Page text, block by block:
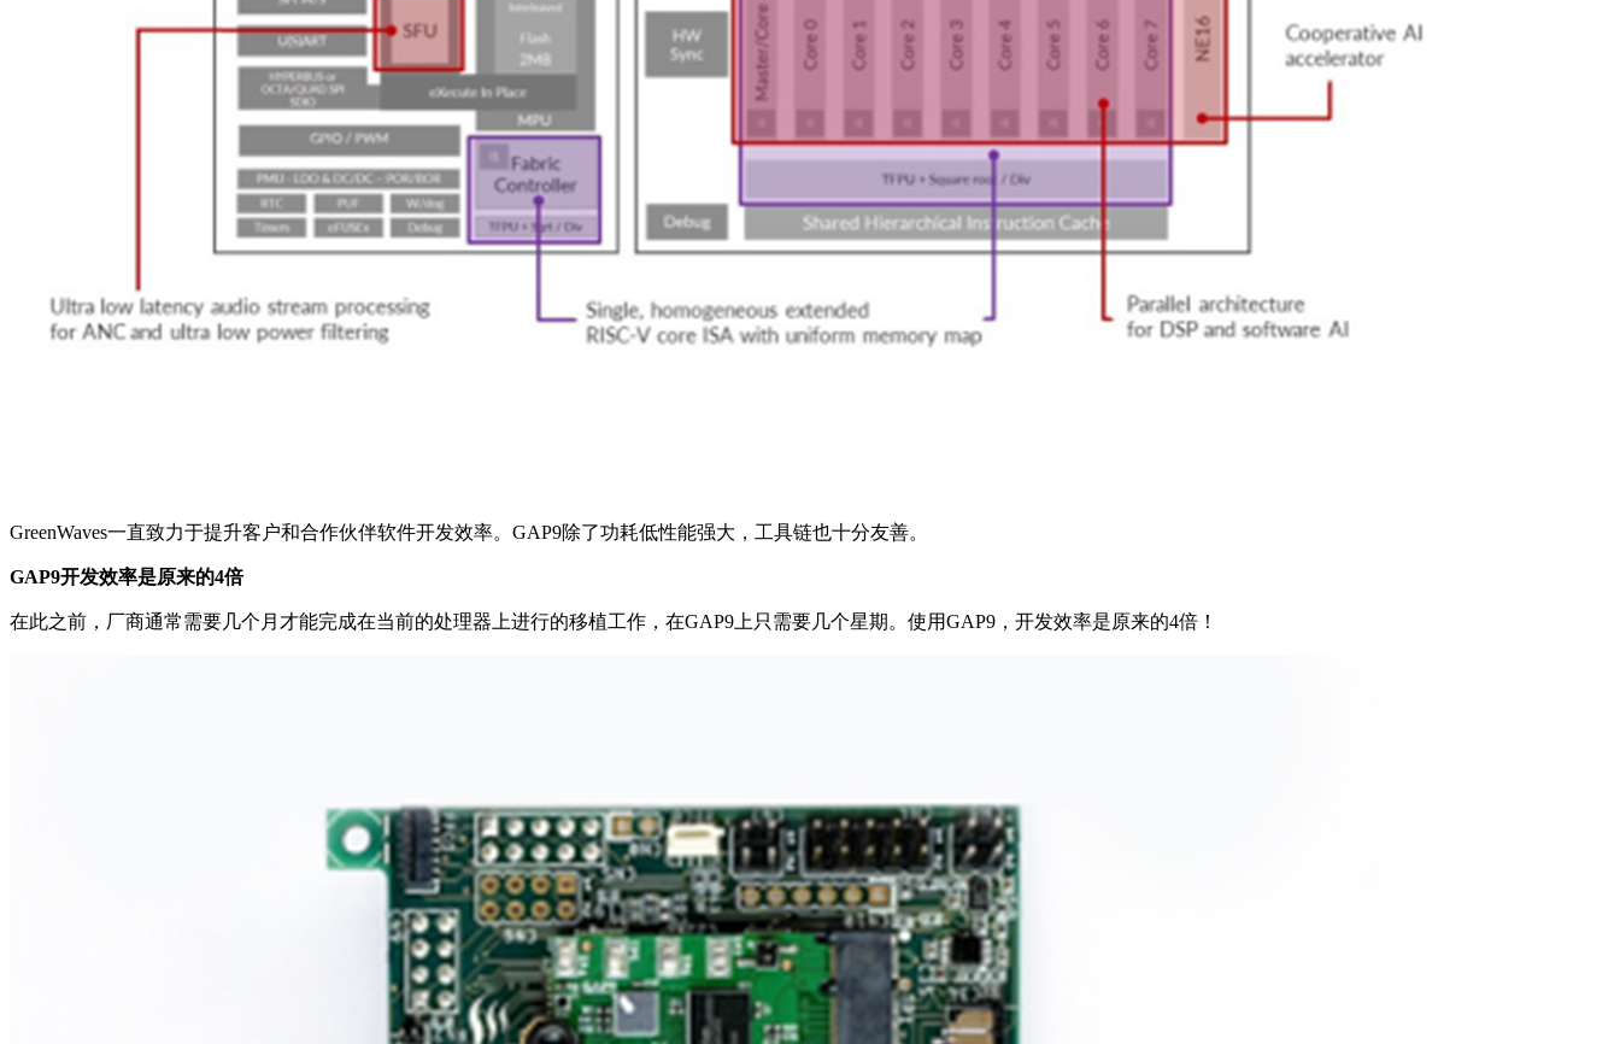
GreenWaves一直致力于提升客户和合作伙伴软件开发效率。GAP9除了功耗低性能强大，工具链也十分友善。
GAP9开发效率是原来的4倍
在此之前，厂商通常需要几个月才能完成在当前的处理器上进行的移植工作，在GAP9上只需要几个星期。使用GAP9，开发效率是原来的4倍！